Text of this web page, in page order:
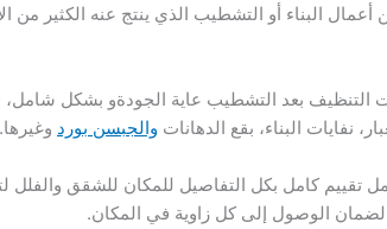
أعمال البناء أو التشطيب الذي ينتج عنه الكثير
بعد التشطيب عاية الجودةو بشكل شامل،
نفايات البناء، بقع الدهانات والجبسن بورد وغيرها.
كامل بكل التفاصيل للمكان للشقق والفلل
لضمان الوصول إلى كل زاوية في المكان.